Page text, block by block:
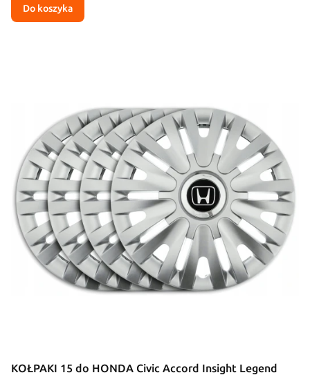
Do koszyka
KOŁPAKI 15 do HONDA Civic Accord Insight Legend